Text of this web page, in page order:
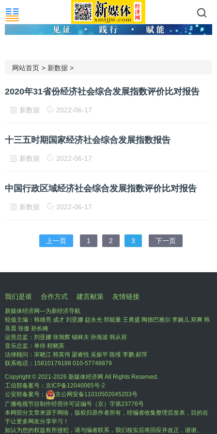
网站首页 > 新数据 >
2020年31省份经济社会综合发展指数评价比对报告
新数据 2022-06-17
十三五时期国家经济社会综合发展指数报告
新数据 2022-06-17
中国行政区域经济社会综合发展指数评价比对报告
新数据 2022-06-17
上一页 1 2 3 下一页
我们是谁 合作方式 建言献策 友情链接
新媒体经济网—为新经济导航
轮值主编：韩雄亮 成才 刘亚娜 赵永光 郑能量 王勇盛 陶德巴雅尔 李婉儿 郑爽 韩
良晨 张傲 孙长峰
运营总监：刘亚娜 张旭辉 锡林夫 孙海波 韩从容
音乐总监：单待 程晓英
法律顾问：宋晓江 韩英伟 梁睿悦 吴振平 陈维 李鹏 郝萍
联系电话：15810179188 010-57748879
Copyright © 2021-2026 新媒体经济网 All Rights Reserved.
工信部备案号： 京ICP备12040065号-2
公安部备案号：
京公网安备11010502045203号
广播电视节目制作经营许可证编号（京）字第23776号
本网部分文章来源于网络，版权归原作者所有，经编者收集整理后发表，目的在
于让更多网友分享学习！
如认为您的权益有所侵犯，请与编者联系，我们核实后将回应并改正，谢谢。